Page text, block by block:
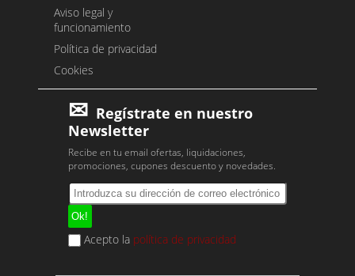
Aviso legal y
funcionamiento
Política de privacidad
Cookies
Regístrate en nuestro
Newsletter
Recibe en tu email ofertas, liquidaciones,
promociones, cupones descuento y novedades.
Acepto la política de privacidad